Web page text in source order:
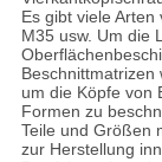
Es gibt viele
M35 usw. Um die
um die Köpfe von
Formen zu
Teile und Größen
zur Herstellung